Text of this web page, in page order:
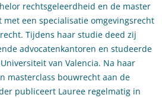
rechtsgeleerdheid en de master
een specialisatie omgevingsrecht
Tijdens haar studie deed zij
advocatenkantoren en studeerde
van Valencia. Na haar
masterclass bouwrecht aan de
publiceert Lauree regelmatig in